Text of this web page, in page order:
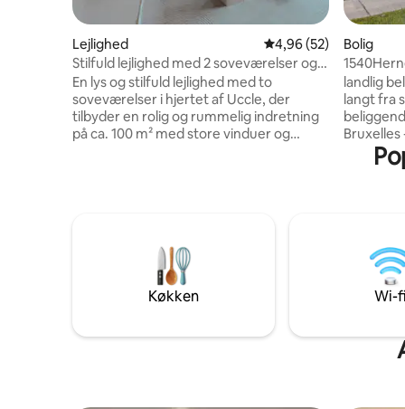
Lejlighed 4,96 ud af 5 i
4,96 (52)
Stilfuld lejlighed med 2 soveværelser og
terrasse i Uccle
En lys og stilfuld lejlighed med to
soveværelser i hjertet af Uccle, der
tilbyder en rolig og rummelig indretning
på ca. 100 m² med store vinduer og
tilbyder komfort med sengetøj af høj
kvalitet og god opbevaring. Det
moderne badeværelse har en walk-in-
bruser og alle basisting. Lejligheden føles
hele dagen.
Bolig
landlig
langt fra
Smukt
indre
på det
af alle faciliteter.
Køkken Wi-fi